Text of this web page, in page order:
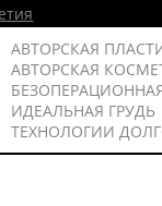
АВТОРСКАЯ
АВТОРСКАЯ
ИДЕАЛЬНАЯ ГРУДЬ
ТЕХНОЛОГИИ